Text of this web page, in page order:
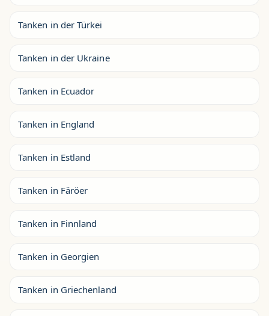
Tanken in der Türkei
Tanken in der Ukraine
Tanken in Ecuador
Tanken in England
Tanken in Estland
Tanken in Färöer
Tanken in Finnland
Tanken in Georgien
Tanken in Griechenland